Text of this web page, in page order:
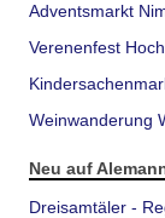
Adventsmarkt
Verenenfest
Weinwanderung
Neu auf
Dreisamtäler -